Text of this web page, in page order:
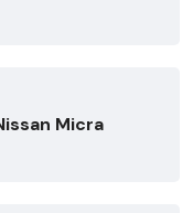
Micra